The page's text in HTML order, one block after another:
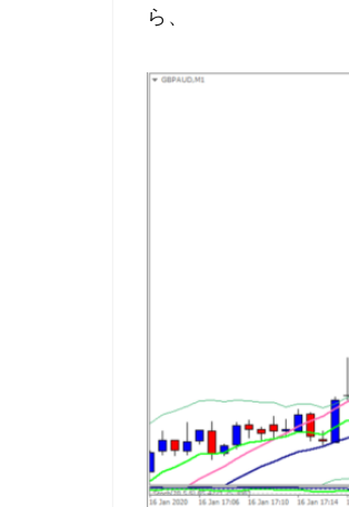
ら、